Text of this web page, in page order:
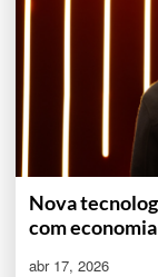
Nova
com
abr 17, 2026